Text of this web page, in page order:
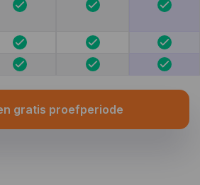
gratis proefperiode